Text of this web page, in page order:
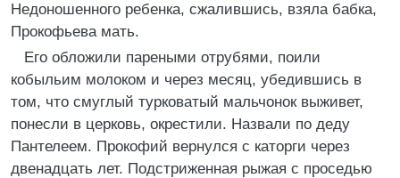
Недоношенного ребенка, сжалившись, взяла бабка,
Прокофьева мать.
Его обложили пареными отрубями, поили
кобыльим молоком и через месяц, убедившись в
том, что смуглый турковатый мальчонок выживет,
понесли в церковь, окрестили. Назвали по деду
Пантелеем. Прокофий вернулся с каторги через
двенадцать лет. Подстриженная рыжая с проседью